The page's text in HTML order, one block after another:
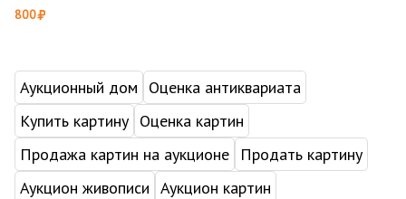
800
Аукционный дом
Оценка антиквариата
Купить картину Оценка картин
Продажа картин на аукционе
Продать картину
Аукцион живописи Аукцион картин